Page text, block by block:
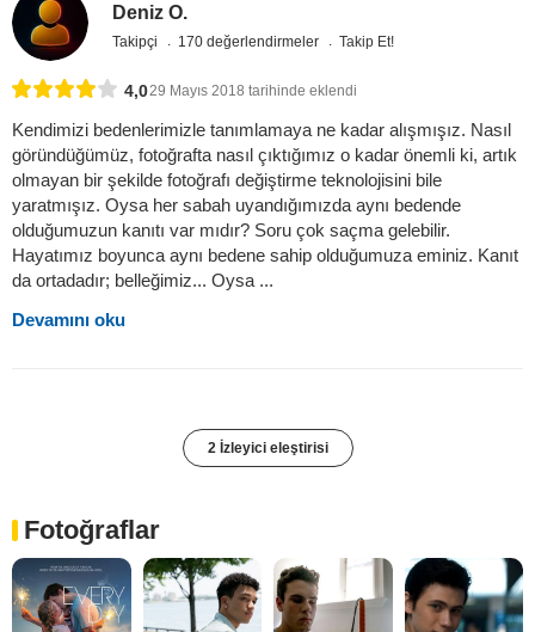
Deniz O.
Takipçi 170 değerlendirmeler Takip Et!
4,029 Mayıs 2018 tarihinde eklendi
Kendimizi bedenlerimizle tanımlamaya ne kadar alışmışız. Nasıl
göründüğümüz, fotoğrafta nasıl çıktığımız o kadar önemli ki, artık
olmayan bir şekilde fotoğrafı değiştirme teknolojisini bile
yaratmışız. Oysa her sabah uyandığımızda aynı bedende
olduğumuzun kanıtı var mıdır? Soru çok saçma gelebilir.
Hayatımız boyunca aynı bedene sahip olduğumuza eminiz. Kanıt
da ortadadır; belleğimiz... Oysa ...
Devamını oku
2 İzleyici eleştirisi
Fotoğraflar